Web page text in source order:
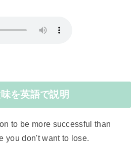
を英語で説明
to be more successful than
you don't want to lose.